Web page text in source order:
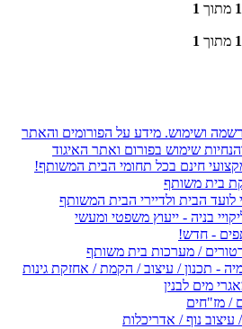
1 מתוך 1
1 מתוך 1
ושימוש. מידע על הפורומים והאתר
שימוש בפורום ואתר האיגוד
חינם בכל תחומי הבית המשותף!
בית משותף
הבית ולדיירי הבית המשותף
בניה - ייעוץ משפטי ומעשי
- חדש!
/ מערכות בית משותף
- תכנון / עיצוב / הקמת / אחזקת גינות
מים לבנין
/ מז"חים
נוף / אדריכלות